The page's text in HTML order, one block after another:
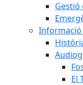
Gestió
El